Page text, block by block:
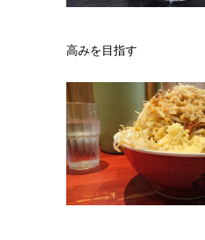
高みを目指す